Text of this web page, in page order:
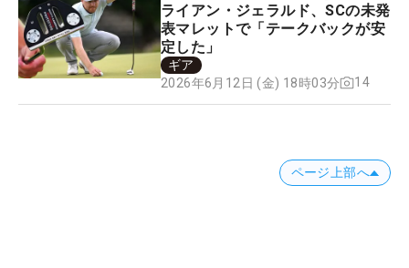
ライアン・ジェラルド、SCの未発
表マレットで「テークバックが安
定した」
ギア
2026年6月12日 (金) 18時03分
14
ページ上部へ